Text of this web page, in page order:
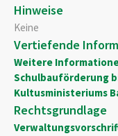
Hinweise
Keine
Vertiefende
Weitere
Schulbauförderung
Kultusministeriums
Rechtsgrundlage